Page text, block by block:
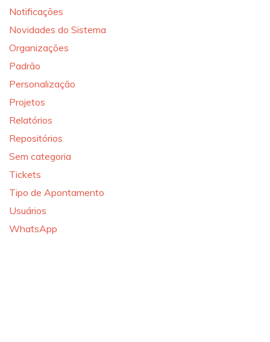
Notificações
Novidades do Sistema
Organizações
Padrão
Personalização
Projetos
Relatórios
Repositórios
Sem categoria
Tickets
Tipo de Apontamento
Usuários
WhatsApp